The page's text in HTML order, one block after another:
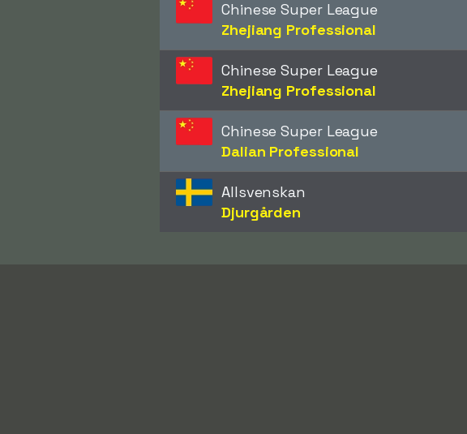
Chinese Super League
Zhejiang Professional
Chinese Super League
Zhejiang Professional
Chinese Super League
Dalian Professional
Allsvenskan
Djurgården